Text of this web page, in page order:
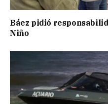
Báez pidió
Niño